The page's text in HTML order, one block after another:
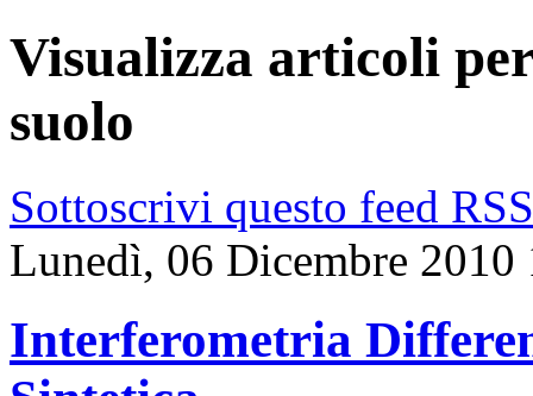
Visualizza articoli
suolo
Sottoscrivi questo feed RSS
Lunedì, 06 Dicembre 2010
Interferometria